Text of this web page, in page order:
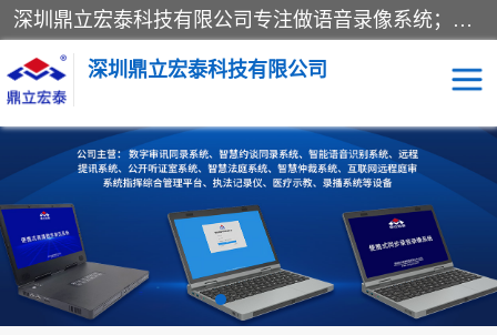
深圳鼎立宏泰科技有限公司专注做语音录像系统；主要服务有：约谈室同步录音录像系统、设计数字询问同步录音录像、数字约谈室同步录音录像、公开听证室、智慧庭审、智能语音识别转写、远程提讯（提审）、记录仪、远程指挥综合管理平台、录播系统等
深圳鼎立宏泰科技有限公司
同步录音录像设备 便携式审讯设备
数字法庭 听证室
远程提讯 语音识别